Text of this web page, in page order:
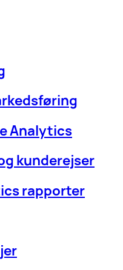
Analytics
kunderejser
rapporter